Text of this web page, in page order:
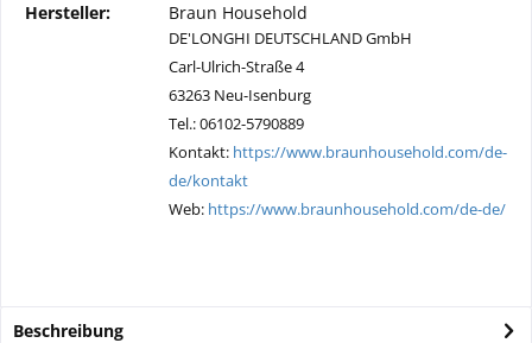
Hersteller:
Braun Household
DE'LONGHI DEUTSCHLAND GmbH
Carl-Ulrich-Straße 4
63263 Neu-Isenburg
Tel.: 06102-5790889
Kontakt: https://www.braunhousehold.com/de-
de/kontakt
Web: https://www.braunhousehold.com/de-de/
Beschreibung